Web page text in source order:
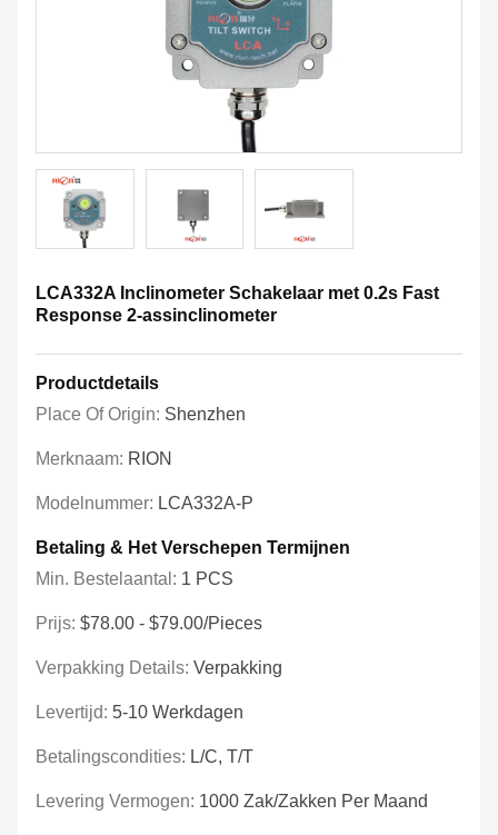
LCA332A Inclinometer Schakelaar met 0.2s Fast
Response 2-assinclinometer
Productdetails
Place Of Origin: Shenzhen
Merknaam: RION
Modelnummer: LCA332A-P
Betaling & Het Verschepen Termijnen
Min. Bestelaantal: 1 PCS
Prijs: $78.00 - $79.00/Pieces
Verpakking Details: Verpakking
Levertijd: 5-10 Werkdagen
Betalingscondities: L/C, T/T
Levering Vermogen: 1000 Zak/Zakken Per Maand